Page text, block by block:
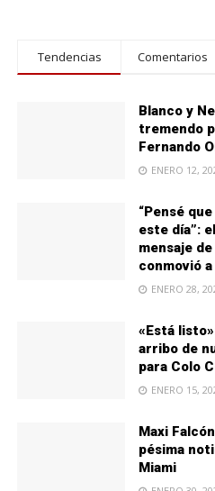
Tendencias Comentarios
Blanco y
tremendo
Fernando
ENERO 12,
“Pensé
este día”:
mensaje
conmovió
ENERO 28,
«Está
arribo de
para Colo
ENERO 15,
Maxi
pésima
Miami